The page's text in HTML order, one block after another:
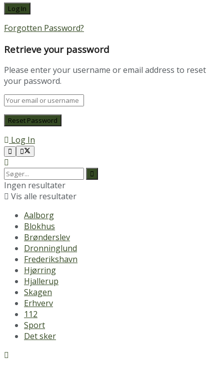
Forgotten Password?
Retrieve your password
Please enter your username or email address to reset
your password.
Log In
Ingen resultater
Vis alle resultater
Aalborg
Blokhus
Brønderslev
Dronninglund
Frederikshavn
Hjørring
Hjallerup
Skagen
Erhverv
112
Sport
Det sker